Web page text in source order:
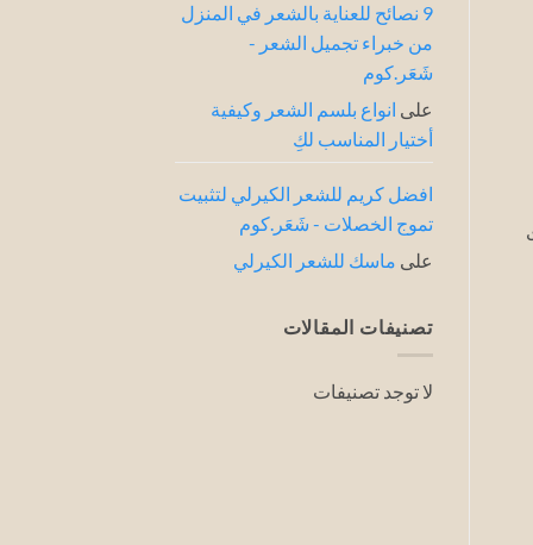
9 نصائح للعناية بالشعر في المنزل
من خبراء تجميل الشعر -
شَعَر.كوم
على انواع بلسم الشعر وكيفية
أختيار المناسب لكِ
افضل كريم للشعر الكيرلي لتثبيت
تموج الخصلات - شَعَر.كوم
على ماسك للشعر الكيرلي
تصنيفات المقالات
لا توجد تصنيفات